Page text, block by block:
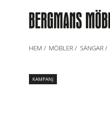
HEM MÖBLER SÄNGAR
KAMPANJ